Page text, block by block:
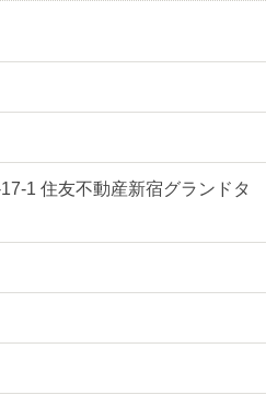
1 住友不動産新宿グランドタ